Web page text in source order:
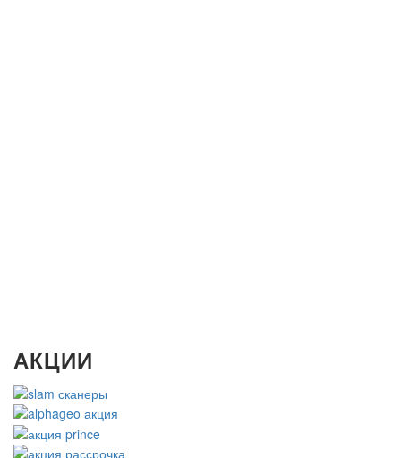
АКЦИИ